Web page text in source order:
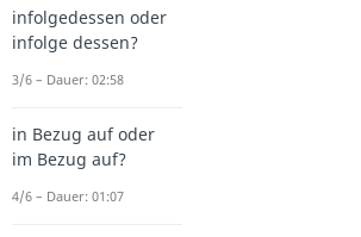
infolgedessen oder
infolge dessen?
3/6 – Dauer: 02:58
in Bezug auf oder
im Bezug auf?
4/6 – Dauer: 01:07